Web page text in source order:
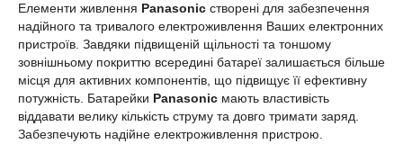
Елементи живлення Panasonic створені для забезпечення
надійного та тривалого електроживлення Ваших електронних
пристроїв. Завдяки підвищеній щільності та тоншому
зовнішньому покриттю всередині батареї залишається більше
місця для активних компонентів, що підвищує її ефективну
потужність. Батарейки Panasonic мають властивість
віддавати велику кількість струму та довго тримати заряд.
Забезпечують надійне електроживлення пристрою.